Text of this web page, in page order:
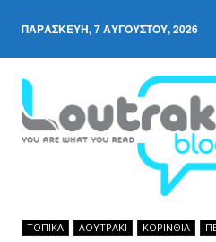
ΠΑΡΑΣΚΕΥΉ, 7 ΑΥΓΟΎΣΤΟΥ, 2026
ΤΟΠΙΚΑ ΛΟΥΤΡΆΚΙ ΚΟΡΙΝΘΊΑ